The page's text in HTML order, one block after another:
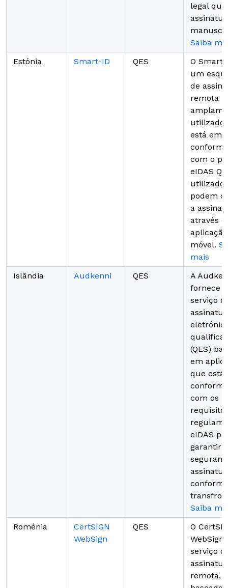
legal
Saiba
Estónia
Smart-ID QES
O Smart-
um
de
remota
utilizado
está em
com o
eIDAS
podem
a
através
aplicação
móvel.
mais
Islândia
Audkenni QES
A
fornece
serviço
(QES)
em
que está
com os
eIDAS
garantir a
Saiba
Roménia
CertSIGN
WebSign
QES
O
WebSign
serviço
remota,